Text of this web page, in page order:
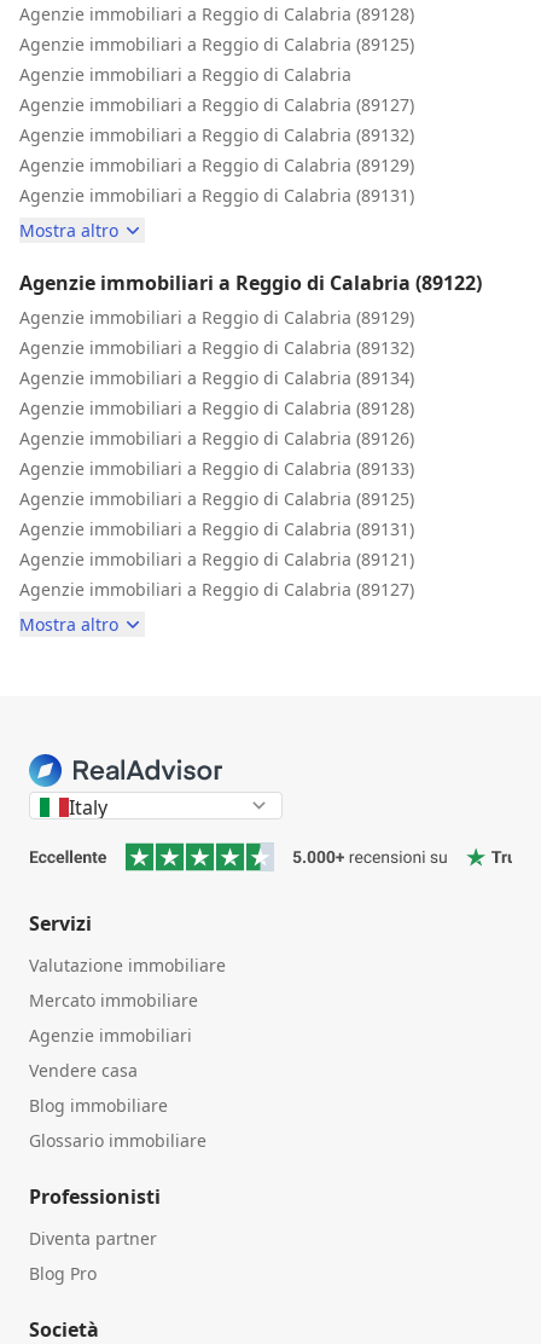
Agenzie immobiliari a Reggio di Calabria (89128)
Agenzie immobiliari a Reggio di Calabria (89125)
Agenzie immobiliari a Reggio di Calabria
Agenzie immobiliari a Reggio di Calabria (89127)
Agenzie immobiliari a Reggio di Calabria (89132)
Agenzie immobiliari a Reggio di Calabria (89129)
Agenzie immobiliari a Reggio di Calabria (89131)
Mostra altro
Agenzie immobiliari a Reggio di Calabria (89122)
Agenzie immobiliari a Reggio di Calabria (89129)
Agenzie immobiliari a Reggio di Calabria (89132)
Agenzie immobiliari a Reggio di Calabria (89134)
Agenzie immobiliari a Reggio di Calabria (89128)
Agenzie immobiliari a Reggio di Calabria (89126)
Agenzie immobiliari a Reggio di Calabria (89133)
Agenzie immobiliari a Reggio di Calabria (89125)
Agenzie immobiliari a Reggio di Calabria (89131)
Agenzie immobiliari a Reggio di Calabria (89121)
Agenzie immobiliari a Reggio di Calabria (89127)
Mostra altro
Italy
Servizi
Valutazione immobiliare
Mercato immobiliare
Agenzie immobiliari
Vendere casa
Blog immobiliare
Glossario immobiliare
Professionisti
Diventa partner
Blog Pro
Società